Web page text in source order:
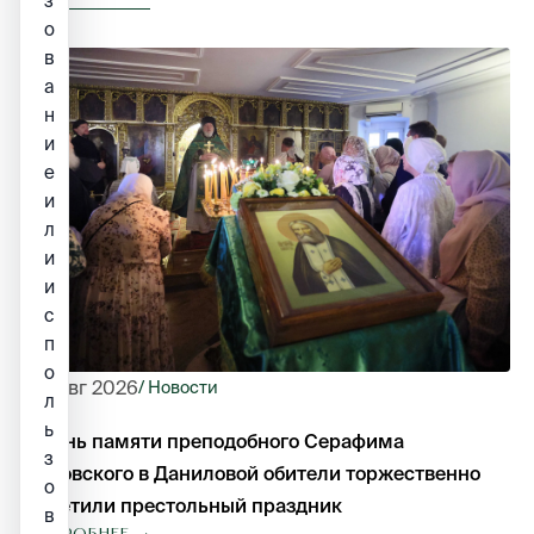
1 авг 2026/ Новости
В день памяти преподобного Серафима
Саровского в Даниловой обители торжественно
отметили престольный праздник
о
в
а
н
и
е
и
л
и
и
с
п
о
л
ь
з
о
в